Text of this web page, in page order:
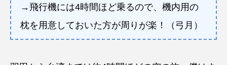
→飛行機には4時間ほど乗るので、機内用の
枕を用意しておいた方が周りが楽！（弓月）